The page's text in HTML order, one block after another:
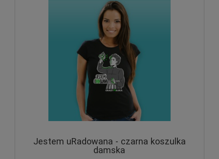
Jestem uRadowana - czarna koszulka
damska